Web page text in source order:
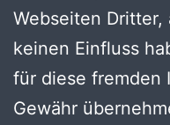
Webseiten
keinen Einfluss
für diese fremden
Gewähr